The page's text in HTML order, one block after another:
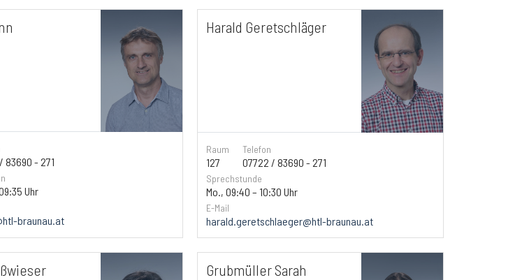
83690 - 271
Uhr
braunau.at
Harald Geretschläger
Raum
127
Telefon
07722 / 83690 - 271
Sprechstunde
Mo., 09:40 – 10:30 Uhr
E-Mail
harald.geretschlaeger@htl-braunau.at
Grubmüller Sarah